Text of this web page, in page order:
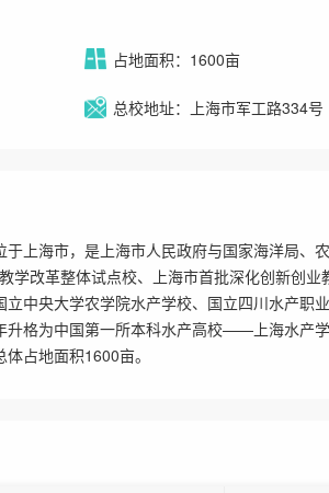
占地面积：1600亩
总校地址：上海市军工路334号
上海市，是上海市人民政府与国家海洋局、
学改革整体试点校、上海市首批深化创新创
中央大学农学院水产学校、国立四川水产职
升格为中国第一所本科水产高校——上海水产
占地面积1600亩。